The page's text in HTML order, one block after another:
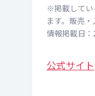
※掲載してい
ます。販売
情報掲載日：
公式サイト